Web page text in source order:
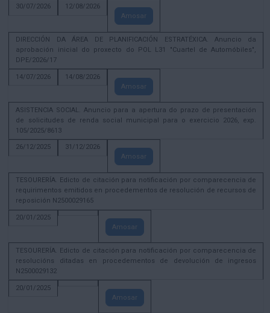
30/07/2026
12/08/2026
Amosar
DIRECCIÓN DA ÁREA DE PLANIFICACIÓN ESTRATÉXICA. Anuncio da
aprobación inicial do proxecto do POL L31 "Cuartel de Automóbiles",
DPE/2026/17
14/07/2026
14/08/2026
Amosar
ASISTENCIA SOCIAL. Anuncio para a apertura do prazo de presentación
de solicitudes de renda social municipal para o exercicio 2026, exp.
105/2025/8613
26/12/2025
31/12/2026
Amosar
TESOURERÍA. Edicto de citación para notificación por comparecencia de
requirimentos emitidos en procedementos de resolución de recursos de
reposición N2500029165
20/01/2025
Amosar
TESOURERÍA. Edicto de citación para notificación por comparecencia de
resolucións ditadas en procedementos de devolución de ingresos
N2500029132
20/01/2025
Amosar